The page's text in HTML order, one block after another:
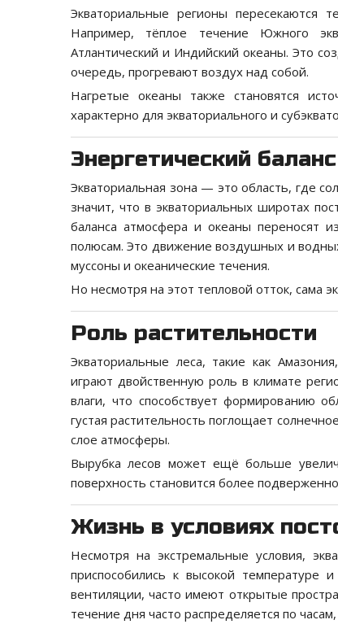
Экваториальные регионы пересекаются
Например, тёплое течение Южного
Атлантический и Индийский океаны. Это
очередь, прогревают воздух над собой.
Нагретые океаны также становятся
характерно для экваториального и
Энергетический
Экваториальная зона — это область, где
значит, что в экваториальных широтах
баланса атмосфера и океаны переносят
полюсам. Это движение воздушных и
муссоны и океанические течения.
Но несмотря на этот тепловой отток, сама
Роль растительности
Экваториальные леса, такие как
играют двойственную роль в климате
влаги, что способствует формированию
густая растительность поглощает
слое атмосферы.
Вырубка лесов может ещё больше
поверхность становится более
Жизнь в условиях
Несмотря на экстремальные условия,
приспособились к высокой температуре
вентиляции, часто имеют открытые
течение дня часто распределяется по